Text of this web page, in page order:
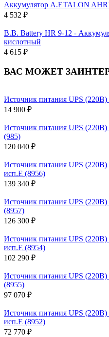
Аккумулятор A.ETALON
4 532 ₽
B.B. Battery HR 9-12 -
кислотный
4 615 ₽
ВАС МОЖЕТ
Источник питания UPS (220В)
14 900 ₽
Источник питания UPS
(985)
120 040 ₽
Источник питания UPS
исп.E (8956)
139 340 ₽
Источник питания UPS
(8957)
126 300 ₽
Источник питания UPS
исп.E (8954)
102 290 ₽
Источник питания UPS
(8955)
97 070 ₽
Источник питания UPS
исп.E (8952)
72 770 ₽